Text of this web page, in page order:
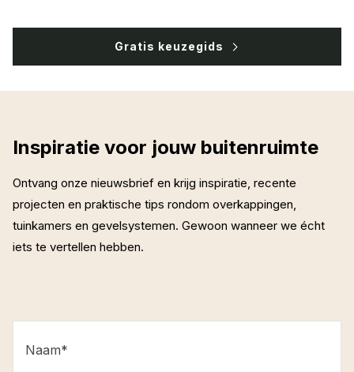
Gratis keuzegids
Inspiratie voor jouw buitenruimte
Ontvang onze nieuwsbrief en krijg inspiratie, recente
projecten en praktische tips rondom overkappingen,
tuinkamers en gevelsystemen. Gewoon wanneer we écht
iets te vertellen hebben.
Naam*